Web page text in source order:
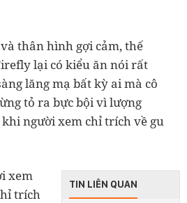
thân hình gợi cảm, thế
lại có kiểu ăn nói rất
lăng mạ bất kỳ ai mà cô
tỏ ra bực bội vì lượng
người xem chỉ trích về gu
TIN LIÊN QUAN
xem
trích